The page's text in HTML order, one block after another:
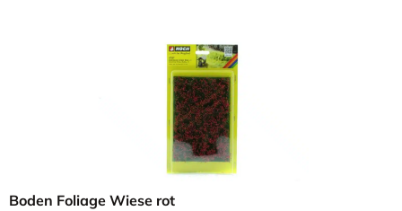
Boden Foliage Wiese rot